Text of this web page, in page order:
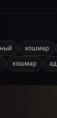
кошмар
кошмар ад